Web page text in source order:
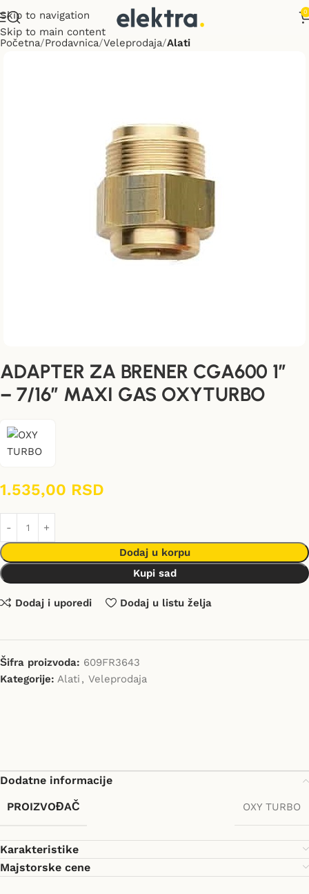
Skip to navigation
Skip to main content
0
Početna Prodavnica Veleprodaja Alati
ADAPTER ZA BRENER CGA600 1″
– 7/16″ MAXI GAS OXYTURBO
1.535,00 RSD
Dodaj u korpu
Kupi sad
Dodaj i uporedi Dodaj u listu želja
Šifra proizvoda: 609FR3643
Kategorije: Alati , Veleprodaja
Dodatne informacije
PROIZVOĐAČ
OXY TURBO
Karakteristike
Majstorske cene